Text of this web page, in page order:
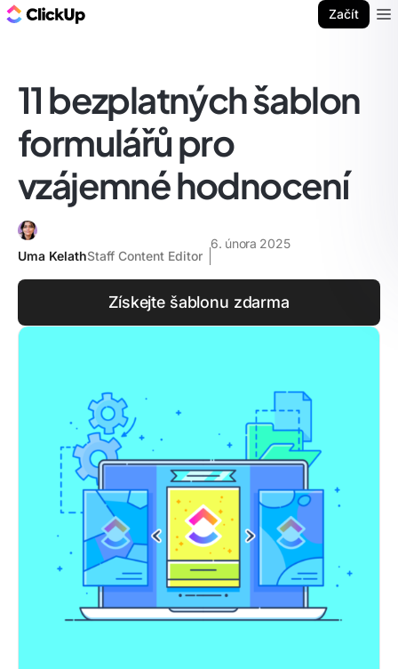
Začít
11 bezplatných šablon
formulářů pro
vzájemné hodnocení
Uma KelathStaff Content Editor
6. února 2025
Získejte šablonu zdarma